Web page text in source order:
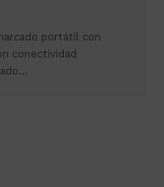
portátil con
conectividad